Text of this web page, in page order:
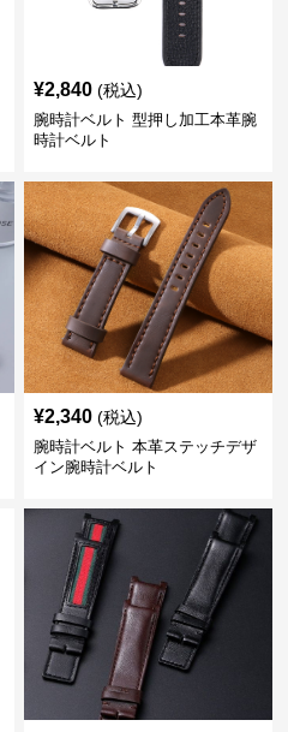
¥2,840 (税込)
腕時計ベルト 型押し加工本革腕
時計ベルト
¥2,340 (税込)
腕時計ベルト 本革ステッチデザ
イン腕時計ベルト